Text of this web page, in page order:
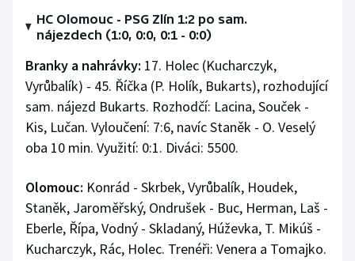
HC Olomouc - PSG Zlín 1:2 po sam.
nájezdech (1:0, 0:0, 0:1 - 0:0)
Branky a nahrávky: 17. Holec (Kucharczyk,
Vyrůbalík) - 45. Říčka (P. Holík, Bukarts), rozhodující
sam. nájezd Bukarts. Rozhodčí: Lacina, Souček -
Kis, Lučan. Vyloučení: 7:6, navíc Staněk - O. Veselý
oba 10 min. Využití: 0:1. Diváci: 5500.
Olomouc: Konrád - Skrbek, Vyrůbalík, Houdek,
Staněk, Jaroměřský, Ondrušek - Buc, Herman, Laš -
Eberle, Řípa, Vodný - Skladaný, Húževka, T. Mikúš -
Kucharczyk, Rác, Holec. Trenéři: Venera a Tomajko.